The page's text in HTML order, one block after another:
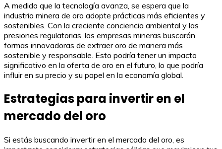
A medida que la tecnología avanza, se espera que la
industria minera de oro adopte prácticas más eficientes y
sostenibles. Con la creciente conciencia ambiental y las
presiones regulatorias, las empresas mineras buscarán
formas innovadoras de extraer oro de manera más
sostenible y responsable. Esto podría tener un impacto
significativo en la oferta de oro en el futuro, lo que podría
influir en su precio y su papel en la economía global.
Estrategias para invertir en el
mercado del oro
Si estás buscando invertir en el mercado del oro, es